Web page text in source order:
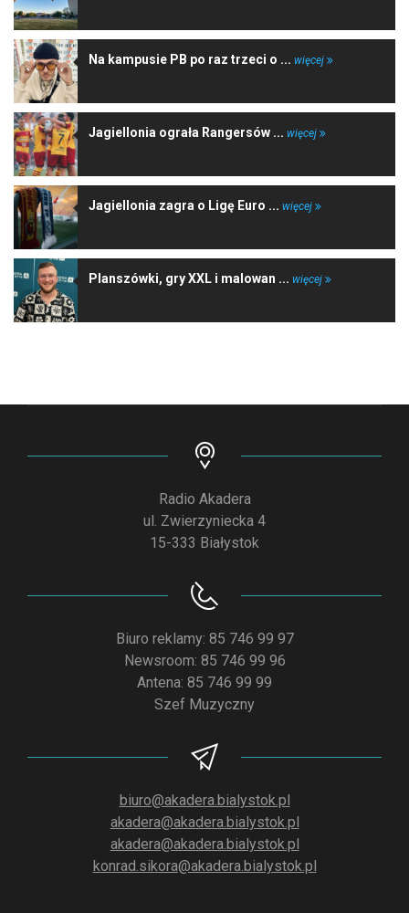
Na kampusie PB po raz trzeci o ... więcej
Jagiellonia ograła Rangersów ... więcej
Jagiellonia zagra o Ligę Euro ... więcej
Planszówki, gry XXL i malowan ... więcej
Radio Akadera
ul. Zwierzyniecka 4
15-333 Białystok
Biuro reklamy: 85 746 99 97
Newsroom: 85 746 99 96
Antena: 85 746 99 99
Szef Muzyczny
biuro@akadera.bialystok.pl
akadera@akadera.bialystok.pl
akadera@akadera.bialystok.pl
konrad.sikora@akadera.bialystok.pl